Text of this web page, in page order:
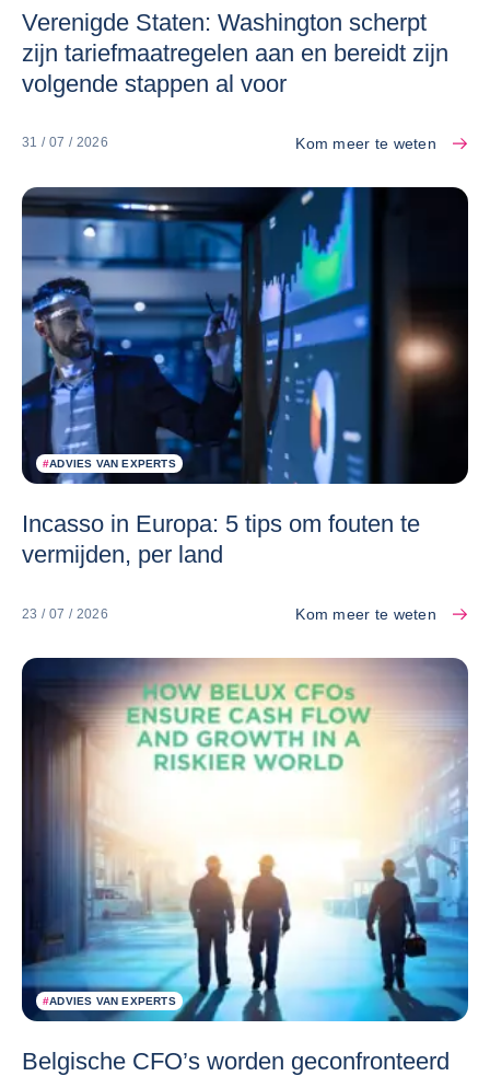
Verenigde Staten: Washington scherpt
zijn tariefmaatregelen aan en bereidt zijn
volgende stappen al voor
31 / 07 / 2026 Kom meer te weten
#ADVIES VAN EXPERTS
Incasso in Europa: 5 tips om fouten te
vermijden, per land
23 / 07 / 2026 Kom meer te weten
#ADVIES VAN EXPERTS
Belgische CFO’s worden geconfronteerd